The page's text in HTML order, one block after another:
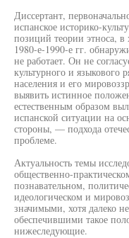
Диссертант,
испанское историко-
позиций теории этноса,
1980-е-1990-е гг.
не работает. Он не
культурного и языкового
населения и его
выявить истинное
естественным образом
испанской ситуации на
стороны, — подхода
проблеме.
Актуальность темы
общественно-
познавательном,
идеологическом и
значимыми, хотя далеко
обеспечившими такое
нижеследующие.